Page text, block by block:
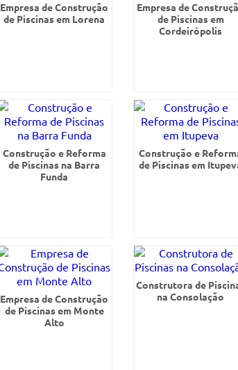
Empresa de Construção
de Piscinas em Lorena
Empresa de
de Piscinas em
Cordeirópolis
Construção e Reforma
de Piscinas na Barra
Funda
Construção e
de Piscinas em
Empresa de Construção
de Piscinas em Monte
Alto
Construtora de
na Consolação